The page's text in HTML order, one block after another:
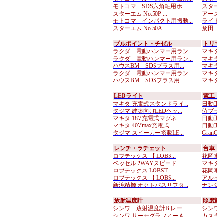
モトコマ SDS六角軸用ホ...
スターエム No.50P ...
モトコマ インパクト用振動...
スターエム No.50A ...
スタ
アー
ライ
粂田
ブルポイント・チゼル
ラクダ 電動ハンマー用ラン...
ラクダ 電動ハンマー用ラン...
ハウスBM SDSプラス用...
ラクダ 電動ハンマー用ラン...
ハウスBM SDSプラス用...
ト
マキ
マキ
マキ
マキ
マキ
LEDライト
マキタ 充電式スタンドライ...
タジマ 建築向けLEDヘッ...
マキタ 18V充電式マグネ...
マキタ 40Vmax充電式...
タジマ スピーカー搭載LE...
電工
日動
侍ブ
日動
日動
レンチ・ラチェット
ロブテックス 【 LOBS...
ベッセル 2WAYスピード...
ロブテックス LOBST...
ロブテックス 【 LOBS...
新潟精機 オクトパスリフタ...
台車
花岡
マキ
花岡
アル
ナン
放射温度計
シンワ 放射温度計B レー...
シンワ サーモグラフィーＡ...
照度
シン
カス